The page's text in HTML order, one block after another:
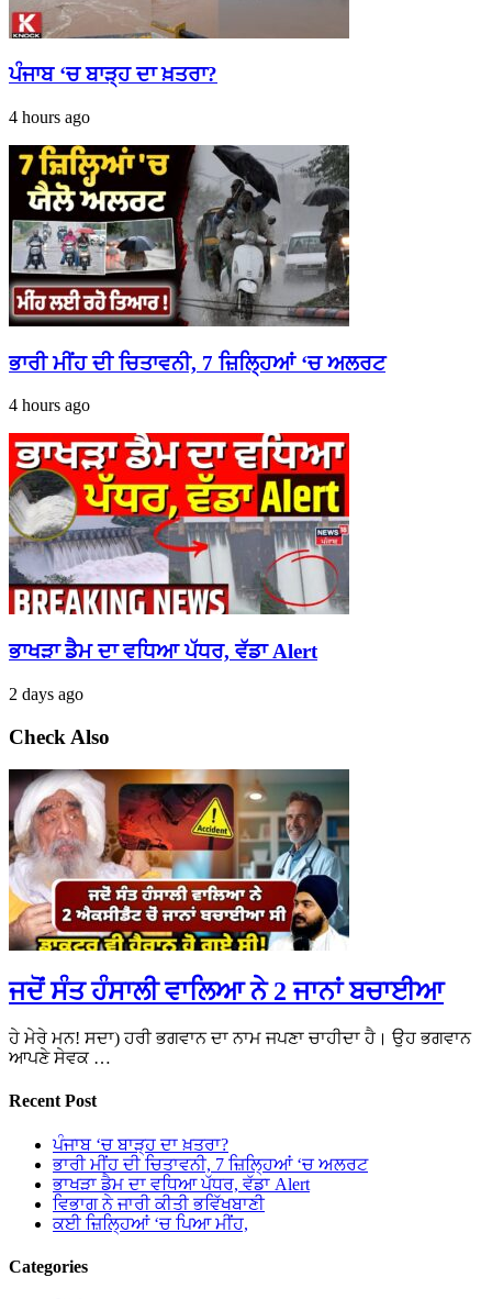
ਪੰਜਾਬ ‘ਚ ਬਾੜ੍ਹ ਦਾ ਖ਼ਤਰਾ?
4 hours ago
ਭਾਰੀ ਮੀਂਹ ਦੀ ਚਿਤਾਵਨੀ, 7 ਜ਼ਿਲ੍ਹਿਆਂ ‘ਚ ਅਲਰਟ
4 hours ago
ਭਾਖੜਾ ਡੈਮ ਦਾ ਵਧਿਆ ਪੱਧਰ, ਵੱਡਾ Alert
2 days ago
Check Also
ਜਦੋਂ ਸੰਤ ਹੰਸਾਲੀ ਵਾਲਿਆ ਨੇ 2 ਜਾਨਾਂ ਬਚਾਈਆ
ਹੇ ਮੇਰੇ ਮਨ! ਸਦਾ) ਹਰੀ ਭਗਵਾਨ ਦਾ ਨਾਮ ਜਪਣਾ ਚਾਹੀਦਾ ਹੈ। ਉਹ ਭਗਵਾਨ
ਆਪਣੇ ਸੇਵਕ …
Recent Post
ਪੰਜਾਬ ‘ਚ ਬਾੜ੍ਹ ਦਾ ਖ਼ਤਰਾ?
ਭਾਰੀ ਮੀਂਹ ਦੀ ਚਿਤਾਵਨੀ, 7 ਜ਼ਿਲ੍ਹਿਆਂ ‘ਚ ਅਲਰਟ
ਭਾਖੜਾ ਡੈਮ ਦਾ ਵਧਿਆ ਪੱਧਰ, ਵੱਡਾ Alert
ਵਿਭਾਗ ਨੇ ਜਾਰੀ ਕੀਤੀ ਭਵਿੱਖਬਾਣੀ
ਕਈ ਜ਼ਿਲ੍ਹਿਆਂ ‘ਚ ਪਿਆ ਮੀਂਹ,
Categories